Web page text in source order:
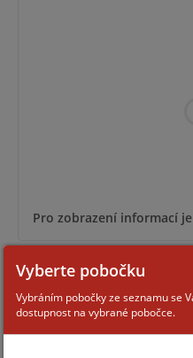
Pro zobrazení informací
INT.
Vyberte pobočku
Vybráním pobočky ze seznamu se
dostupnost na vybrané pobočce.